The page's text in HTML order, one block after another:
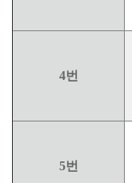
4번
5번